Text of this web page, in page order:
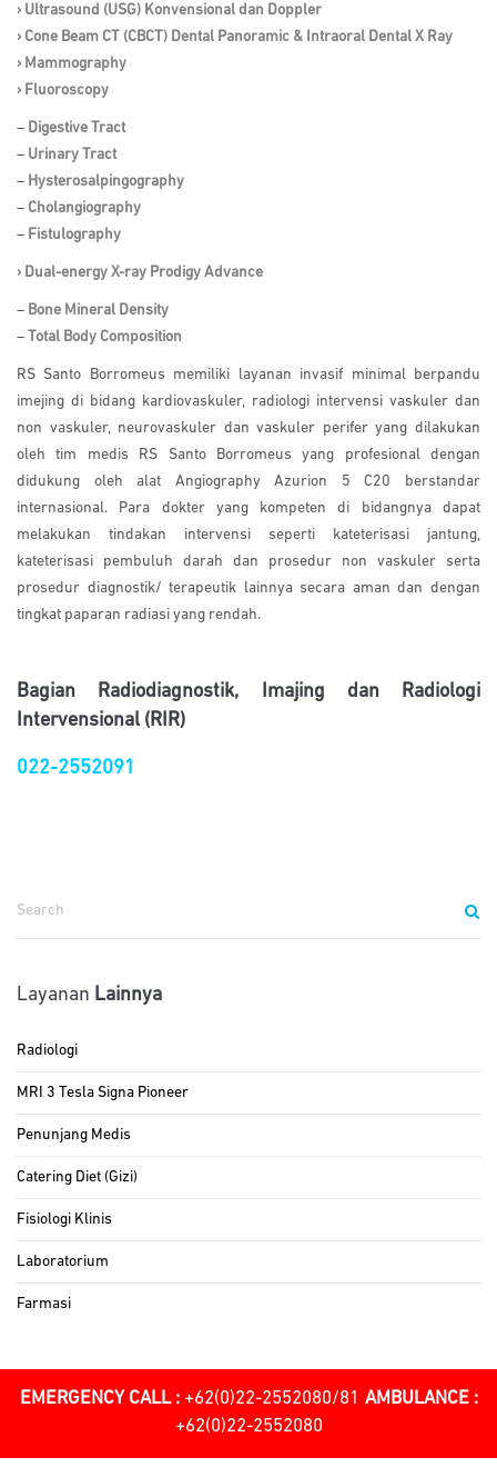
› Ultrasound (USG) Konvensional dan Doppler
› Cone Beam CT (CBCT) Dental Panoramic & Intraoral Dental X Ray
› Mammography
› Fluoroscopy
– Digestive Tract
– Urinary Tract
– Hysterosalpingography
– Cholangiography
– Fistulography
› Dual-energy X-ray Prodigy Advance
– Bone Mineral Density
– Total Body Composition
RS Santo Borromeus memiliki layanan invasif minimal berpandu
imejing di bidang kardiovaskuler, radiologi intervensi vaskuler dan
non vaskuler, neurovaskuler dan vaskuler perifer yang dilakukan
oleh tim medis RS Santo Borromeus yang profesional dengan
didukung oleh alat Angiography Azurion 5 C20 berstandar
internasional. Para dokter yang kompeten di bidangnya dapat
melakukan tindakan intervensi seperti kateterisasi jantung,
kateterisasi pembuluh darah dan prosedur non vaskuler serta
prosedur diagnostik/ terapeutik lainnya secara aman dan dengan
tingkat paparan radiasi yang rendah.
Bagian Radiodiagnostik, Imajing dan Radiologi
Intervensional (RIR)
022-2552091
Layanan Lainnya
Radiologi
MRI 3 Tesla Signa Pioneer
Penunjang Medis
Catering Diet (Gizi)
Fisiologi Klinis
Laboratorium
Farmasi
EMERGENCY CALL : +62(0)22-2552080/81 AMBULANCE :
+62(0)22-2552080